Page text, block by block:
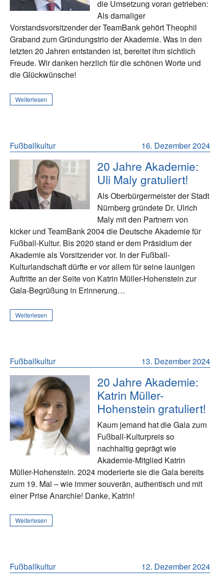
die Umsetzung voran getrieben:
Als damaliger
Vorstandsvorsitzender der TeamBank gehört Theophil
Graband zum Gründungstrio der Akademie. Was in den
letzten 20 Jahren entstanden ist, bereitet ihm sichtlich
Freude. Wir danken herzlich für die schönen Worte und
die Glückwünsche!
Weiterlesen
16. Dezember 2024
Fußballkultur
20 Jahre Akademie:
Uli Maly gratuliert!
Als Oberbürgermeister der Stadt
Nürnberg gründete Dr. Ulrich
Maly mit den Partnern von
kicker und TeamBank 2004 die Deutsche Akademie für
Fußball-Kultur. Bis 2020 stand er dem Präsidium der
Akademie als Vorsitzender vor. In der Fußball-
Kulturlandschaft dürfte er vor allem für seine launigen
Auftritte an der Seite von Katrin Müller-Hohenstein zur
Gala-Begrüßung in Erinnerung…
Weiterlesen
13. Dezember 2024
Fußballkultur
20 Jahre Akademie:
Katrin Müller-
Hohenstein gratuliert!
Kaum jemand hat die Gala zum
Fußball-Kulturpreis so
nachhaltig geprägt wie
Akademie-Mitglied Katrin
Müller-Hohenstein. 2024 moderierte sie die Gala bereits
zum 19. Mal – wie immer souverän, authentisch und mit
einer Prise Anarchie! Danke, Katrin!
Weiterlesen
12. Dezember 2024
Fußballkultur